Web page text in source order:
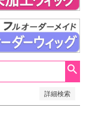
詳細検索